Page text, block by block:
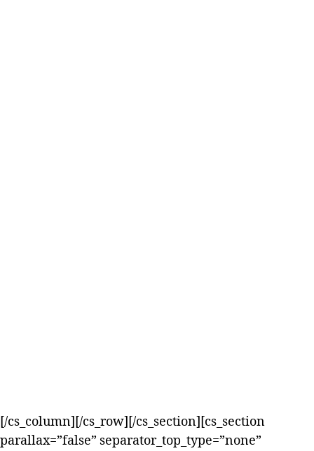
[/cs_column][/cs_row][/cs_section][cs_section
parallax=”false” separator_top_type=”none”